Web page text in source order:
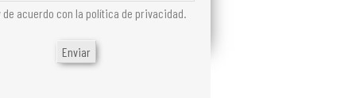
de acuerdo con la política de privacidad.